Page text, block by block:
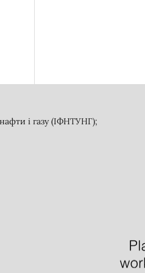
і газу (ІФНТУНГ);